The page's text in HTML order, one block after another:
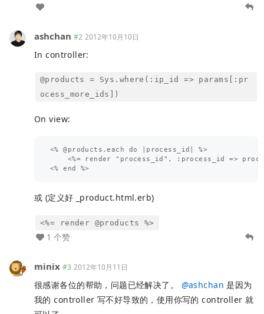
ashchan #2 2012年10月10日
In controller:
@products = Sys.where(:ip_id => params[:pr
ocess_more_ids])
On view:
<% @products.each do |process_id| %>
<%= render "process_id", :process_id =>
或 (定义好 _product.html.erb)
<%= render @products %>
1 个赞
minix #3 2012年10月11日
很感谢各位的帮助，问题已经解决了。 @ashchan 是因为
我的 controller 写不好导致的，使用你写的 controller 就